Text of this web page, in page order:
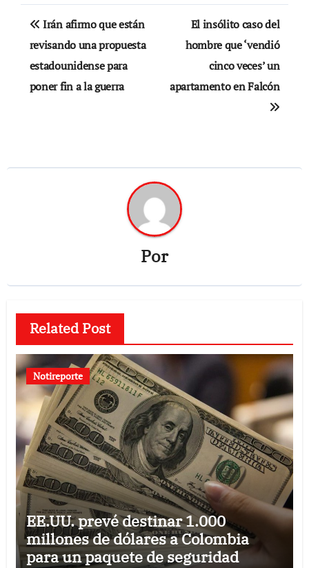
Navegación
de
entradas
Irán afirmo que están
revisando una propuesta
estadounidense para
poner fin a la guerra
El insólito caso del
hombre que ‘vendió
cinco veces’ un
apartamento en Falcón
Por
Related Post
Notireporte
EE.UU. prevé destinar 1.000
millones de dólares a Colombia
para un paquete de seguridad